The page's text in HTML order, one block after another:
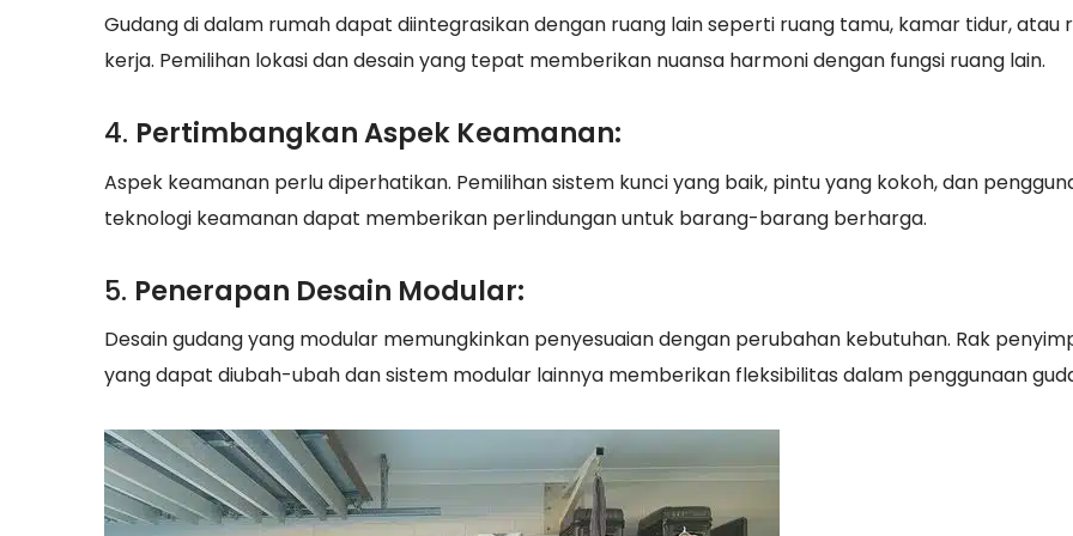
Gudang di dalam rumah dapat diintegrasikan dengan ruang lain seperti ruang tamu, kamar tidur, atau
kerja. Pemilihan lokasi dan desain yang tepat memberikan nuansa harmoni dengan fungsi ruang lain.
4. Pertimbangkan Aspek Keamanan:
Aspek keamanan perlu diperhatikan. Pemilihan sistem kunci yang baik, pintu yang kokoh, dan
teknologi keamanan dapat memberikan perlindungan untuk barang-barang berharga.
5. Penerapan Desain Modular:
Desain gudang yang modular memungkinkan penyesuaian dengan perubahan kebutuhan. Rak
yang dapat diubah-ubah dan sistem modular lainnya memberikan fleksibilitas dalam penggunaan